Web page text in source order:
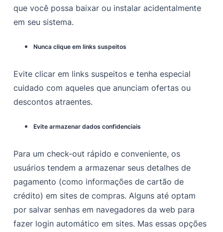
que você possa baixar ou instalar acidentalmente
em seu sistema.
Nunca clique em links suspeitos
Evite clicar em links suspeitos e tenha especial
cuidado com aqueles que anunciam ofertas ou
descontos atraentes.
Evite armazenar dados confidenciais
Para um check-out rápido e conveniente, os
usuários tendem a armazenar seus detalhes de
pagamento (como informações de cartão de
crédito) em sites de compras. Alguns até optam
por salvar senhas em navegadores da web para
fazer login automático em sites. Mas essas opções